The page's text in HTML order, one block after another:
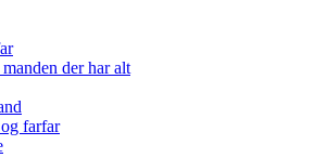
der har alt
farfar